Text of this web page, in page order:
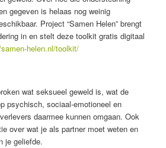
gegeven is helaas nog weinig
Project “Samen Helen” brengt
in en stelt deze toolkit gratis digitaal
helen.nl/toolkit/
wat seksueel geweld is, wat de
psychisch, sociaal-emotioneel en
daarmee kunnen omgaan. Ook
over wat je als partner moet weten en
je geliefde.